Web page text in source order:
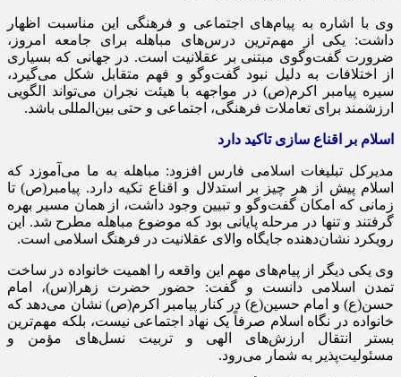
وی با اشاره به پیام‌های اجتماعی و فرهنگی این مناسبت اظهار
داشت: یکی از مهم‌ترین درس‌های مباهله برای جامعه امروز،
ضرورت گفت‌وگوی مبتنی بر عقلانیت است. در جهانی که بسیاری
از اختلافات به دلیل نبود گفت‌وگو و فهم متقابل شکل می‌گیرد،
سیره پیامبر اکرم(ص) در مواجهه با هیئت نجران می‌تواند الگویی
ارزشمند برای تعاملات فرهنگی، اجتماعی و حتی بین‌المللی باشد.
اسلام بر اقناع سازی تاکید دارد
مدیرکل تبلیغات اسلامی فارس افزود: مباهله به ما می‌آموزد که
اسلام پیش از هر چیز بر استدلال و اقناع تکیه دارد. پیامبر(ص) تا
زمانی که امکان گفت‌وگو و تبیین وجود داشت، از همان مسیر بهره
گرفتند و تنها در مرحله پایانی بود که موضوع مباهله مطرح شد. این
رویکرد نشان‌دهنده جایگاه والای عقلانیت در فرهنگ اسلامی است.
وی یکی دیگر از پیام‌های مهم این واقعه را اهمیت خانواده در ساخت
تمدن اسلامی دانست و گفت: حضور حضرت زهرا(س)، امام
حسن(ع) و امام حسین(ع) در کنار پیامبر اکرم(ص) نشان می‌دهد که
خانواده در نگاه اسلام صرفاً یک نهاد اجتماعی نیست، بلکه مهم‌ترین
بستر انتقال ارزش‌های الهی و تربیت نسل‌های مؤمن و
مسئولیت‌پذیر به شمار می‌رود.